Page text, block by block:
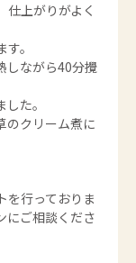
上がりがよく
。
しながら40分攪
た。
のクリーム煮に
を行っておりま
にご相談くださ